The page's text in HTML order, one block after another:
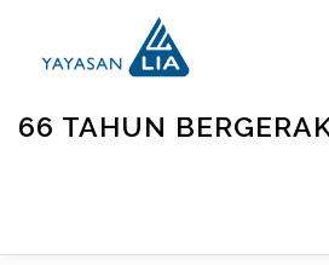
66 TAHUN